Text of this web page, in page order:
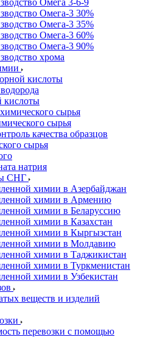
Омега 3-6-9
Омега-3 30%
Омега-3 35%
Омега-3 60%
Омега-3 90%
хрома
кислоты
кислоты
сырья
сырья
качества образцов
сырья
натрия
СНГ
химии в Азербайджан
химии в Армению
химии в Беларуссию
химии в Казахстан
химии в Кыргызстан
химии в Молдавию
химии в Таджикистан
химии в Туркменистан
химии в Узбекистан
веществ и изделий
перевозки с помощью